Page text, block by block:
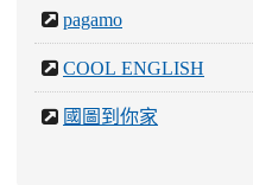
pagamo
COOL ENGLISH
國圖到你家